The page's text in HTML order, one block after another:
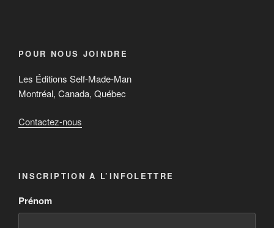
POUR NOUS JOINDRE
Les Éditions Self-Made-Man
Montréal, Canada, Québec
Contactez-nous
INSCRIPTION À L’INFOLETTRE
Prénom